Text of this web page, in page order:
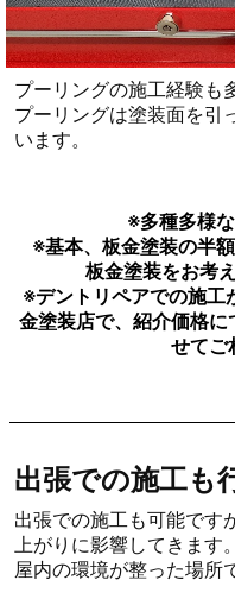
お客さまの満足いく仕上がりに仕
ポルシェマカ
で凹み修理
ヘッドライニング(天井)を下ろし
日に施工が完了いたします。
押出による施工を行い元通りに仕